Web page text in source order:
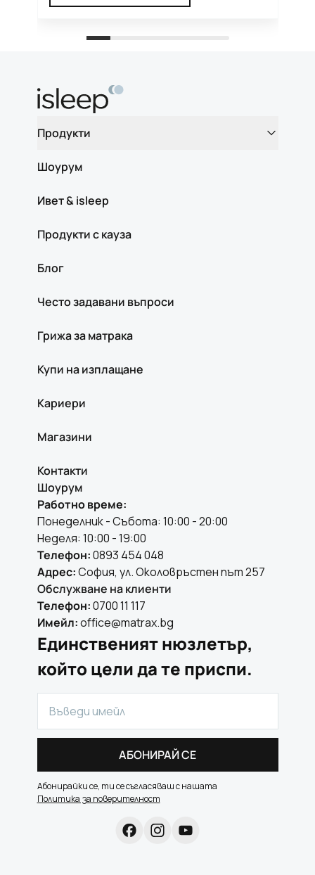
Продукти
Шоурум
Ивет & isleep
Продукти с кауза
Блог
Често задавани въпроси
Грижа за матрака
Купи на изплащане
Кариери
Магазини
Контакти
Шоурум
Работно време:
Понеделник - Събота: 10:00 - 20:00
Неделя: 10:00 - 19:00
Телефон:0893 454 048
Адрес:София, ул. Околовръстен път 257
Обслужване на клиенти
Телефон:0700 11 117
Имейл:office@matrax.bg
Единственият нюзлетър,
който цели да те приспи.
АБОНИРАЙ СЕ
Абонирайки се, ти се съгласяваш с нашата
Политика за поверителност